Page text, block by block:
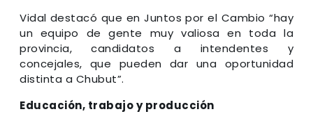
Vidal destacó que en Juntos por el Cambio “hay
un equipo de gente muy valiosa en toda la
provincia, candidatos a intendentes y
concejales, que pueden dar una oportunidad
distinta a Chubut”.
Educación, trabajo y producción